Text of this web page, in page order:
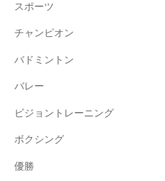
スポーツ
チャンピオン
バドミントン
バレー
ビジョントレーニング
ボクシング
優勝